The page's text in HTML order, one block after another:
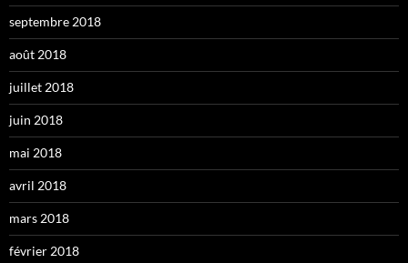
septembre 2018
août 2018
juillet 2018
juin 2018
mai 2018
avril 2018
mars 2018
février 2018